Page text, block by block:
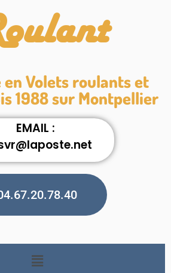
Volets roulants et
1988 sur Montpellier
EMAIL :